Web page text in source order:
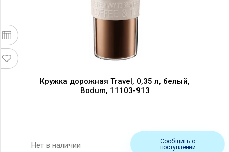
Кружка дорожная Travel, 0,35 л, белый,
Bodum, 11103-913
Нет в наличии
Сообщить о
поступлении